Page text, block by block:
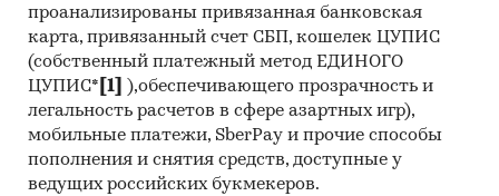
Ресурсы сети Интернет в России и мире.
Экспертные опросы.
Материалы участников отечественного и
мирового рынков.
Результаты исследований маркетинговых и
консалтинговых агентств.
проанализированы привязанная банковская
карта, привязанный счет СБП, кошелек ЦУПИС
(собственный платежный метод ЕДИНОГО
ЦУПИС* [1]
),обеспечивающего прозрачность и
легальность расчетов в сфере азартных игр),
мобильные платежи, SberPay и прочие способы
пополнения и снятия средств, доступные у
ведущих российских букмекеров.